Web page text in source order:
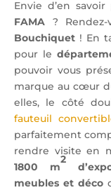
Envie d’en
FAMA ?
Bouchiquet ! En
pour le
pouvoir vous
marque au cœur
elles, le côté
fauteuil
parfaitement
rendre visite en
1800 m
2
meubles et déco